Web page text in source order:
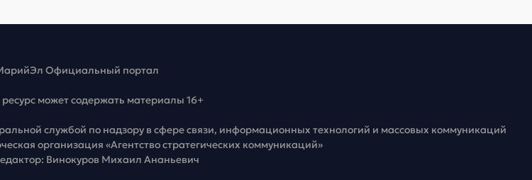
Официальный портал
может содержать материалы 16+
службой по надзору в сфере связи, информационных технологий и массовых коммуникаций
организация «Агентство стратегических коммуникаций»
Винокуров Михаил Ананьевич